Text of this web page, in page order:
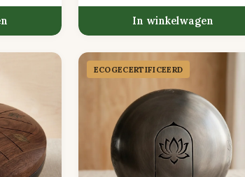
In winkelwagen
ECOGECER­TIFICEERD